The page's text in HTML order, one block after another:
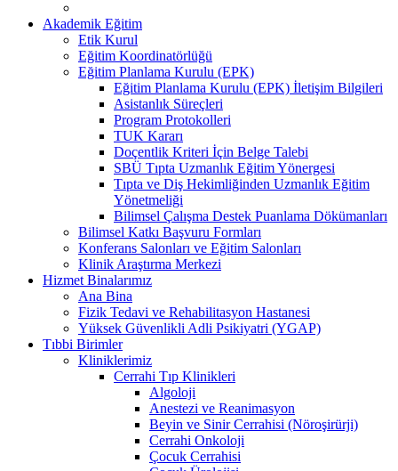
Akademik Eğitim
Etik Kurul
Eğitim Koordinatörlüğü
Eğitim Planlama Kurulu (EPK)
Eğitim Planlama Kurulu (EPK) İletişim Bilgileri
Asistanlık Süreçleri
Program Protokolleri
TUK Kararı
Doçentlik Kriteri İçin Belge Talebi
SBÜ Tıpta Uzmanlık Eğitim Yönergesi
Tıpta ve Diş Hekimliğinden Uzmanlık Eğitim
Yönetmeliği
Bilimsel Çalışma Destek Puanlama Dökümanları
Bilimsel Katkı Başvuru Formları
Konferans Salonları ve Eğitim Salonları
Klinik Araştırma Merkezi
Hizmet Binalarımız
Ana Bina
Fizik Tedavi ve Rehabilitasyon Hastanesi
Yüksek Güvenlikli Adli Psikiyatri (YGAP)
Tıbbi Birimler
Kliniklerimiz
Cerrahi Tıp Klinikleri
Algoloji
Anestezi ve Reanimasyon
Beyin ve Sinir Cerrahisi (Nöroşirürji)
Cerrahi Onkoloji
Çocuk Cerrahisi